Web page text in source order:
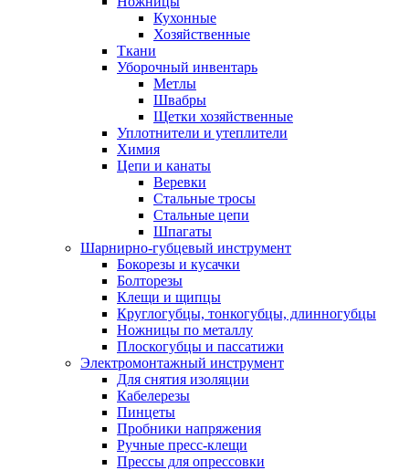
Кухонные
Хозяйственные
Ткани
Уборочный инвентарь
Метлы
Швабры
Щетки хозяйственные
Уплотнители и утеплители
Химия
Цепи и канаты
Веревки
Стальные тросы
Стальные цепи
Шпагаты
Шарнирно-губцевый инструмент
Бокорезы и кусачки
Болторезы
Клещи и щипцы
Круглогубцы, тонкогубцы, длинногубцы
Ножницы по металлу
Плоскогубцы и пассатижи
Электромонтажный инструмент
Для снятия изоляции
Кабелерезы
Пинцеты
Пробники напряжения
Ручные пресс-клещи
Прессы для опрессовки